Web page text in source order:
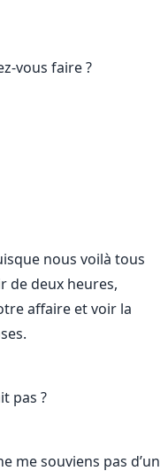
vous faire ?
nous voilà tous
de deux heures,
affaire et voir la
pas ?
me souviens pas d’un